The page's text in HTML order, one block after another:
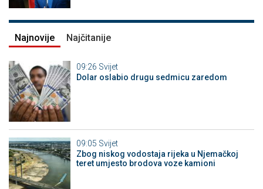
Najnovije Najčitanije
09:26 Svijet
Dolar oslabio drugu sedmicu zaredom
09:05 Svijet
Zbog niskog vodostaja rijeka u Njemačkoj
teret umjesto brodova voze kamioni